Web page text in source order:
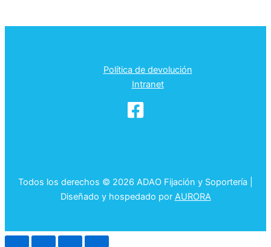
Política de devolución
Intranet
Todos los derechos © 2026 ADAO Fijación y Soportería |
Diseñado y hospedado por AURORA